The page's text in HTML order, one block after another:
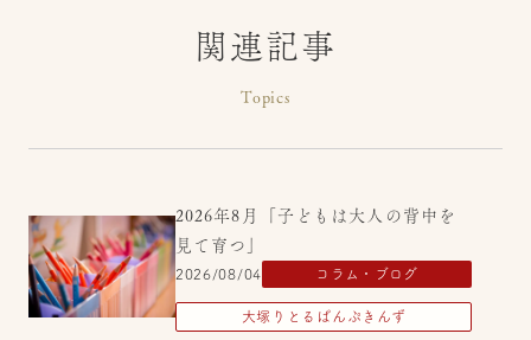
関連記事
Topics
2026年8月「子どもは大人の背中を
見て育つ」
2026/08/04 コラム・ブログ
大塚りとるぱんぷきんず